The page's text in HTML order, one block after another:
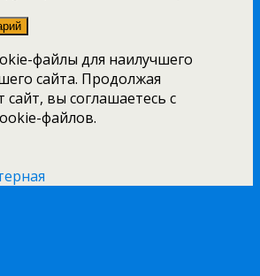
файлы для наилучшего
сайта. Продолжая
сайт, вы соглашаетесь с
файлов.